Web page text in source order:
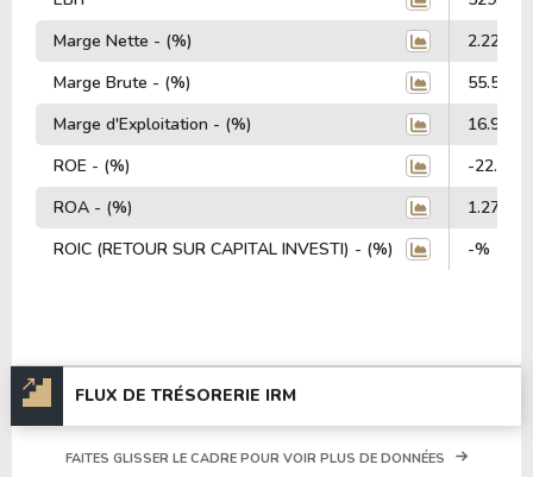
Marge Nette - (%)
2.22%
Marge Brute - (%)
55.52%
Marge d'Exploitation - (%)
16.94%
ROE - (%)
-22.41%
ROA - (%)
1.27%
ROIC (RETOUR SUR CAPITAL INVESTI) - (%)
-%
FLUX DE TRÉSORERIE IRM
FAITES GLISSER LE CADRE POUR VOIR PLUS DE DONNÉES